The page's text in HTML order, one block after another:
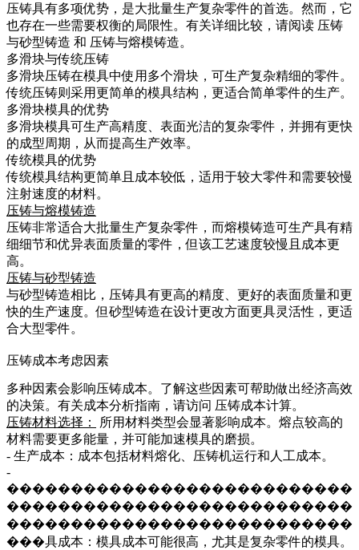
压铸具有多项优势，是大批量生产复杂零件的首选。然而，它
也存在一些需要权衡的局限性。有关详细比较，请阅读 压铸
与砂型铸造 和 压铸与熔模铸造。
多滑块与传统压铸
多滑块压铸在模具中使用多个滑块，可生产复杂精细的零件。
传统压铸则采用更简单的模具结构，更适合简单零件的生产。
多滑块模具的优势
多滑块模具可生产高精度、表面光洁的复杂零件，并拥有更快
的成型周期，从而提高生产效率。
传统模具的优势
传统模具结构更简单且成本较低，适用于较大零件和需要较慢
注射速度的材料。
压铸与熔模铸造
压铸非常适合大批量生产复杂零件，而熔模铸造可生产具有精
细细节和优异表面质量的零件，但该工艺速度较慢且成本更
高。
压铸与砂型铸造
与砂型铸造相比，压铸具有更高的精度、更好的表面质量和更
快的生产速度。但砂型铸造在设计更改方面更具灵活性，更适
合大型零件。
压铸成本考虑因素
多种因素会影响压铸成本。了解这些因素可帮助做出经济高效
的决策。有关成本分析指南，请访问 压铸成本计算。
压铸材料选择：
所用材料类型会显著影响成本。熔点较高的
材料需要更多能量，并可能加速模具的磨损。
- 生产成本 ：成本包括材料熔化、压铸机运行和人工成本。
-
���������������������������
���������������������������
���������������������������
���具成本 ：模具成本可能很高，尤其是复杂零件的模具。